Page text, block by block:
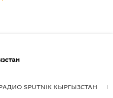
SPUTNIK КЫРГЫЗСТАН